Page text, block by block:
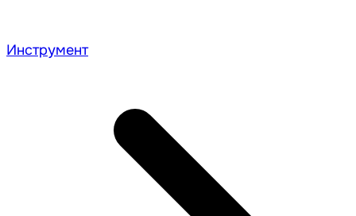
Инструмент